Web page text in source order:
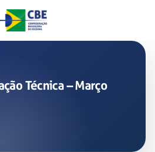
Técnica – Março